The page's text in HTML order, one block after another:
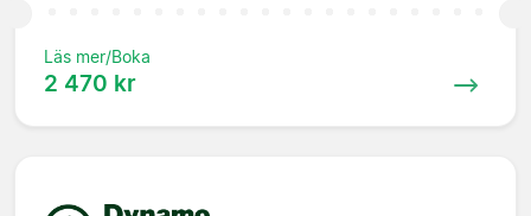
Läs mer/Boka
2 470 kr